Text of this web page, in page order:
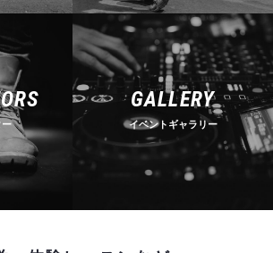
GALLERY
イベントギャラリー